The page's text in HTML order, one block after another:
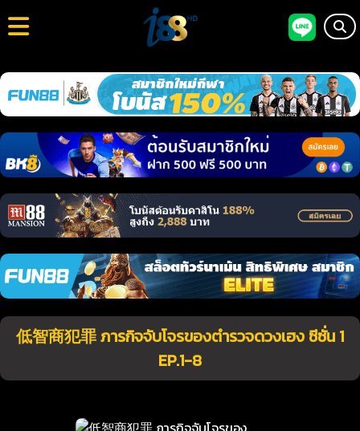
低智商犯罪 ภารกิจจับโจรของตำรวจดวงเฮง ซีซั่น 1
EP.1-8